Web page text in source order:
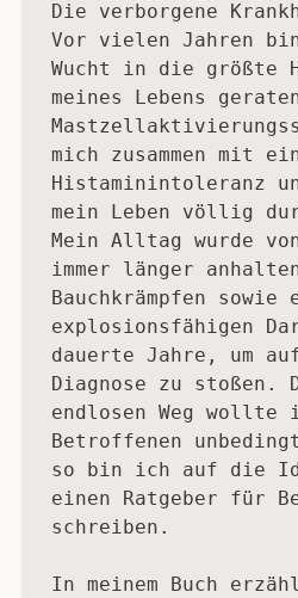
Die verborgene
Vor vielen Jahren
Wucht in die größte
meines Lebens
mich zusammen mit
Histaminintoleranz
mein Leben völlig
Mein Alltag wurde
immer länger
Bauchkrämpfen
explosionsfähigen
dauerte Jahre, um
Diagnose zu stoßen.
endlosen Weg wollte
Betroffenen
so bin ich auf die
einen Ratgeber für
schreiben.
In meinem Buch